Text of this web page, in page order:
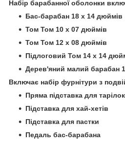
Набір барабанної оболонки
Бас-барабан 18 x 14 дюймів
Том Том 10 x 07 дюймів
Том Том 12 x 08 дюймів
Підлоговий Том 14 x 14
Дерев'яний малий барабан
Включає набір фурнітури з
Пряма підставка для тарілок
Підставка для хай-хетів
Підставка для пастки
Педаль бас-барабана